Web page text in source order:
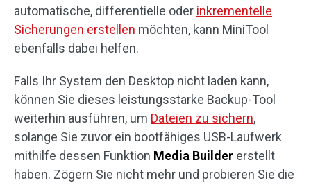
automatische, differentielle oder inkrementelle
Sicherungen erstellen möchten, kann MiniTool
ebenfalls dabei helfen.
Falls Ihr System den Desktop nicht laden kann,
können Sie dieses leistungsstarke Backup-Tool
weiterhin ausführen, um Dateien zu sichern,
solange Sie zuvor ein bootfähiges USB-Laufwerk
mithilfe dessen Funktion Media Builder erstellt
haben. Zögern Sie nicht mehr und probieren Sie die